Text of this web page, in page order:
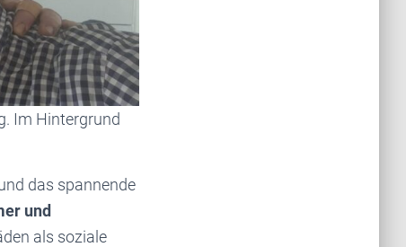
Im Hintergrund
das spannende
und
als soziale